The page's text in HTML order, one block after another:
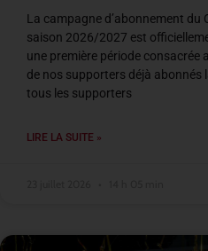
La campagne d’abonnement du
saison 2026/2027 est
une première période consacrée
de nos supporters déjà abonnés
tous les supporters
LIRE LA SUITE »